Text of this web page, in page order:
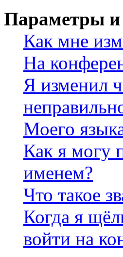
Параметры и
Как мне
На
Я изменил
Моего
Как я могу
именем?
Что такое
Когда я
войти на